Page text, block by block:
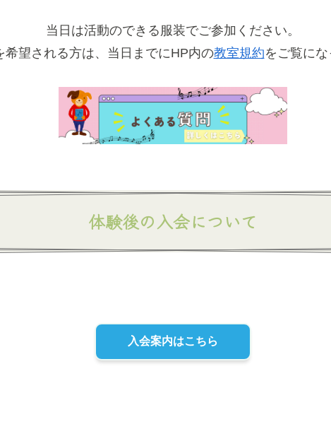
当日は活動のできる服装でご参加ください。
望される方は、当日までにHP内の教室規約をご覧に
体験後の入会について
入会案内はこちら